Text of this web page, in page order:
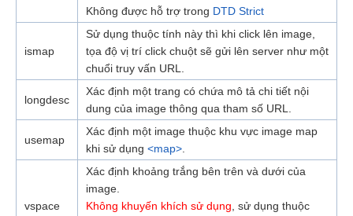
Không được hỗ trợ trong DTD Strict
ismap
Sử dụng thuộc tính này thì khi click lên image,
tọa độ vị trí click chuột sẽ gửi lên server như một
chuổi truy vấn URL.
longdesc
Xác định một trang có chứa mô tả chi tiết nội
dung của image thông qua tham số URL.
usemap
Xác định một image thuộc khu vực image map
khi sử dụng <map>
vspace
Xác định khoảng trắng bên trên và dưới của
image.
Không khuyến khích sử dụng , sử dụng thuộc